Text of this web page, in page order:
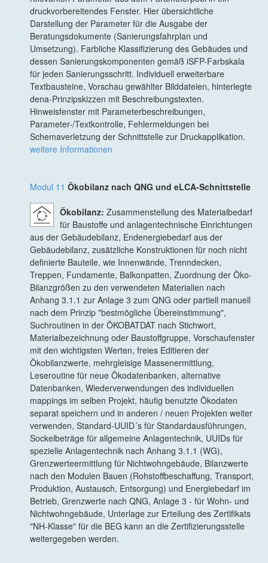
druckvorbereitendes Fenster. Hier übersichtliche
Darstellung der Parameter für die Ausgabe der
Beratungsdokumente (Sanierungsfahrplan und
Umsetzung). Farbliche Klassifizierung des Gebäudes und
dessen Sanierungskomponenten gemäß iSFP-Farbskala
für jeden Sanierungsschritt. Individuell erweiterbare
Textbausteine, Vorschau gewählter Bilddateien, hinterlegte
dena-Prinzipskizzen mit Beschreibungstexten.
Hinweisfenster mit Parameterbeschreibungen,
Parameter-/Textkontrolle, Fehlermeldungen bei
Schemaverletzung der Schnittstelle zur Druckapplikation.
weitere Informationen
Modul 11 Ökobilanz nach QNG und eLCA-Schnittstelle
Ökobilanz: Zusammenstellung des Materialbedarf
für Baustoffe und anlagentechnische Einrichtungen
aus der Gebäudebilanz, Endenergiebedarf aus der
Gebäudebilanz, zusätzliche Konstruktionen für noch nicht
definierte Bauteile, wie Innenwände, Trenndecken,
Treppen, Fundamente, Balkonpatten, Zuordnung der Öko-
Bilanzgrößen zu den verwendeten Materialien nach
Anhang 3.1.1 zur Anlage 3 zum QNG oder partiell manuell
nach dem Prinzip "bestmögliche Übereinstimmung",
Suchroutinen in der ÖKOBATDAT nach Stichwort,
Materialbezeichnung oder Baustoffgruppe, Vorschaufenster
mit den wichtigsten Werten, freies Editieren der
Ökobilanzwerte, mehrgleisige Massenermittlung,
Leseroutine für neue Ökodatenbanken, alternative
Datenbanken, Wiederverwendungen des individuellen
mappings im selben Projekt, häufig benutzte Ökodaten
separat speichern und in anderen / neuen Projekten weiter
verwenden, Standard-UUID´s für Standardausführungen,
Sockelbeträge für allgemeine Anlagentechnik, UUIDs für
spezielle Anlagentechnik nach Anhang 3.1.1 (WG),
Grenzwerteermittlung für Nichtwohngebäude, Bilanzwerte
nach den Modulen Bauen (Rohstoffbeschaffung, Transport,
Produktion, Austausch, Entsorgung) und Energiebedarf im
Betrieb, Grenzwerte nach QNG, Anlage 3 - für Wohn- und
Nichtwohngebäude, Unterlage zur Erteilung des Zertifikats
"NH-Klasse" für die BEG kann an die Zertifizierungsstelle
weitergegeben werden.